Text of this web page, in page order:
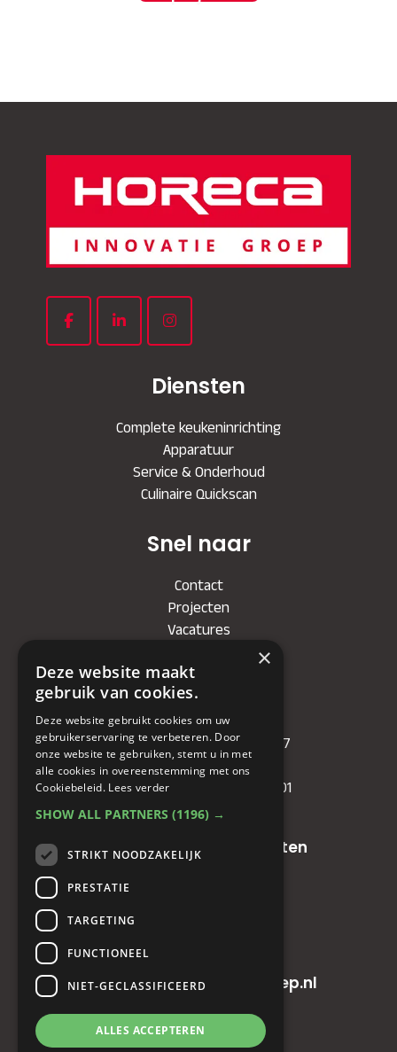
Diensten
Complete keukeninrichting
Apparatuur
Service & Onderhoud
Culinaire Quickscan
Snel naar
Contact
Projecten
Vacatures
Bedrijf
KVK: 71479090
IBAN : NL81RABO0349089957
BIC :
RABONL2U
BTW (VAT) :
NL. 858732191.B01
Oude baan 49, 5125 NG Hulten
+31(0)161 23 48 68
info@horecainnovatiegroep.nl
AV
×
Deze website maakt
gebruik van cookies.
Deze website gebruikt cookies om uw
gebruikerservaring te verbeteren. Door
onze website te gebruiken, stemt u in met
alle cookies in overeenstemming met ons
Cookiebeleid. Lees verder
SHOW ALL PARTNERS (1196) →
STRIKT NOODZAKELIJK
PRESTATIE
TARGETING
FUNCTIONEEL
NIET-GECLASSIFICEERD
ALLES ACCEPTEREN